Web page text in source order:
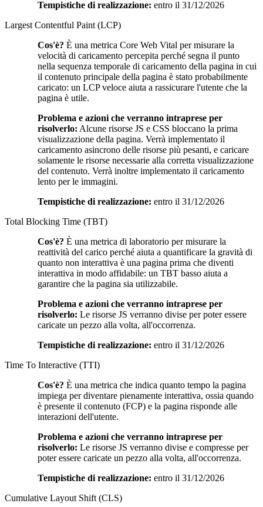
Tempistiche di realizzazione: entro il 31/12/2026
Largest Contentful Paint (LCP)
Cos'è? È una metrica Core Web Vital per misurare la
velocità di caricamento percepita perché segna il punto
nella sequenza temporale di caricamento della pagina in cui
il contenuto principale della pagina è stato probabilmente
caricato: un LCP veloce aiuta a rassicurare l'utente che la
pagina è utile.
Problema e azioni che verranno intraprese per
risolverlo: Alcune risorse JS e CSS bloccano la prima
visualizzazione della pagina. Verrà implementato il
caricamento asincrono delle risorse più pesanti, e caricare
solamente le risorse necessarie alla corretta visualizzazione
del contenuto. Verrà inoltre implementato il caricamento
lento per le immagini.
Tempistiche di realizzazione: entro il 31/12/2026
Total Blocking Time (TBT)
Cos'è? È una metrica di laboratorio per misurare la
reattività del carico perché aiuta a quantificare la gravità di
quanto non interattiva è una pagina prima che diventi
interattiva in modo affidabile: un TBT basso aiuta a
garantire che la pagina sia utilizzabile.
Problema e azioni che verranno intraprese per
risolverlo: Le risorse JS verranno divise per poter essere
caricate un pezzo alla volta, all'occorrenza.
Tempistiche di realizzazione: entro il 31/12/2026
Time To Interactive (TTI)
Cos'è? È una metrica che indica quanto tempo la pagina
impiega per diventare pienamente interattiva, ossia quando
è presente il contenuto (FCP) e la pagina risponde alle
interazioni dell'utente.
Problema e azioni che verranno intraprese per
risolverlo: Le risorse JS verranno divise e compresse per
poter essere caricate un pezzo alla volta, all'occorrenza.
Tempistiche di realizzazione: entro il 31/12/2026
Cumulative Layout Shift (CLS)